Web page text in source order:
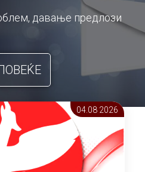
давање предлози
04.08 2026